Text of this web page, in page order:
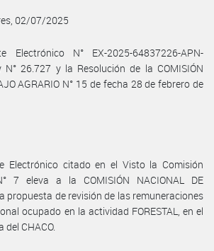
02/07/2025
Electrónico N° EX-2025-64837226-APN-
N° 26.727 y la Resolución de la COMISIÓN
AGRARIO N° 15 de fecha 28 de febrero de
Electrónico citado en el Visto la Comisión
7 eleva a la COMISIÓN NACIONAL DE
propuesta de revisión de las remuneraciones
ocupado en la actividad FORESTAL, en el
CHACO.